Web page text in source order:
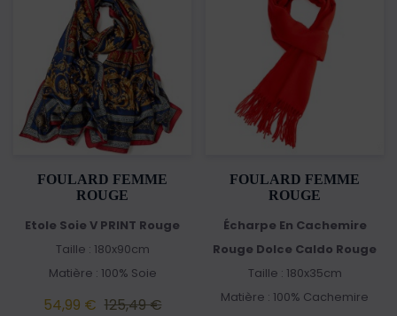
FOULARD FEMME
ROUGE
Etole Soie V PRINT Rouge
Taille : 180x90cm
Matière : 100% Soie
54,99 € 125,49 €
FOULARD FEMME
ROUGE
Écharpe En Cachemire
Rouge Dolce Caldo Rouge
Taille : 180x35cm
Matière : 100% Cachemire